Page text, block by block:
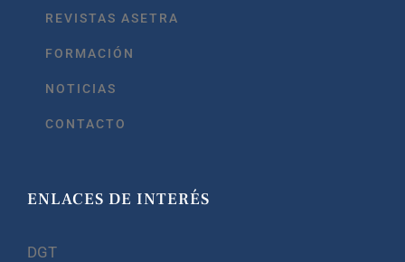
REVISTAS ASETRA
FORMACIÓN
NOTICIAS
CONTACTO
ENLACES DE INTERÉS
DGT